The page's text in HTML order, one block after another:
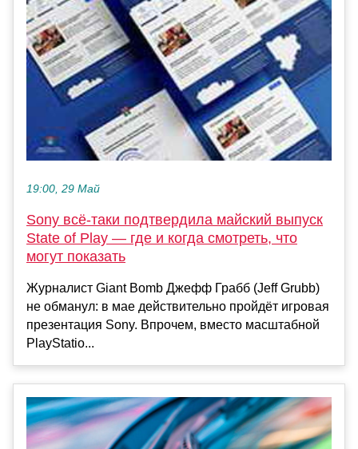
19:00, 29 Май
Sony всё-таки подтвердила майский выпуск
State of Play — где и когда смотреть, что
могут показать
Журналист Giant Bomb Джефф Грабб (Jeff Grubb)
не обманул: в мае действительно пройдёт игровая
презентация Sony. Впрочем, вместо масштабной
PlayStatio...